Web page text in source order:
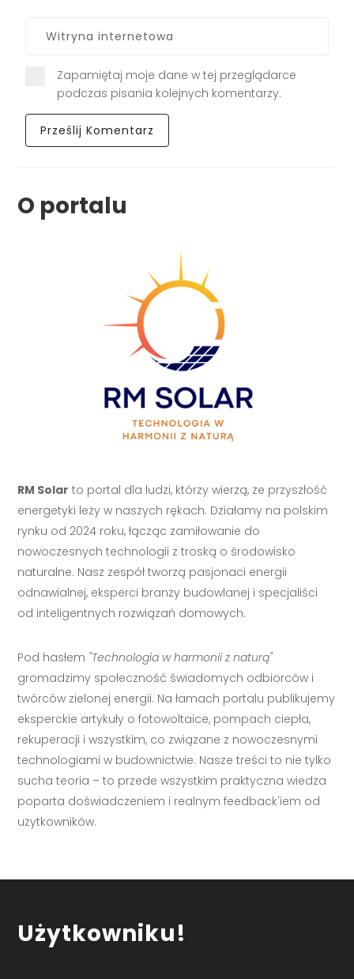
Zapamiętaj moje dane w tej przeglądarce
podczas pisania kolejnych komentarzy.
O portalu
RM Solar to portal dla ludzi, którzy wierzą, że przyszłość
energetyki leży w naszych rękach. Działamy na polskim
rynku od 2024 roku, łącząc zamiłowanie do
nowoczesnych technologii z troską o środowisko
naturalne. Nasz zespół tworzą pasjonaci energii
odnawialnej, eksperci branży budowlanej i specjaliści
od inteligentnych rozwiązań domowych.
Pod hasłem "Technologia w harmonii z naturą"
gromadzimy społeczność świadomych odbiorców i
twórców zielonej energii. Na łamach portalu publikujemy
eksperckie artykuły o fotowoltaice, pompach ciepła,
rekuperacji i wszystkim, co związane z nowoczesnymi
technologiami w budownictwie. Nasze treści to nie tylko
sucha teoria – to przede wszystkim praktyczna wiedza
poparta doświadczeniem i realnym feedback'iem od
użytkowników.
Użytkowniku!